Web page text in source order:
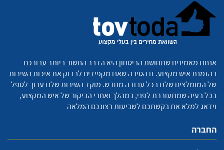
אנחנו מאמינים שתחושת הביטחון היא הדבר החשוב ביותר עבורכם
בהזמנת איש מקצוע. זו הסיבה שאנו מקפידים לבדוק את איכות השירות
של המומלצים שלנו בכל עבודה מחדש. מוקד השירות שלנו ערוך לטפל
בכל בעיה שמתעוררת לפני, במהלך ואחרי הביקור של איש המקצוע,
וידאג למלא את בקשתכם לשביעות רצונכם המלאה
החברה